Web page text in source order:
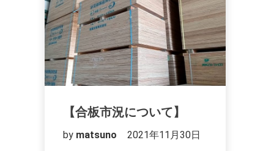
【合板市況について】
by matsuno
2021年11月30日